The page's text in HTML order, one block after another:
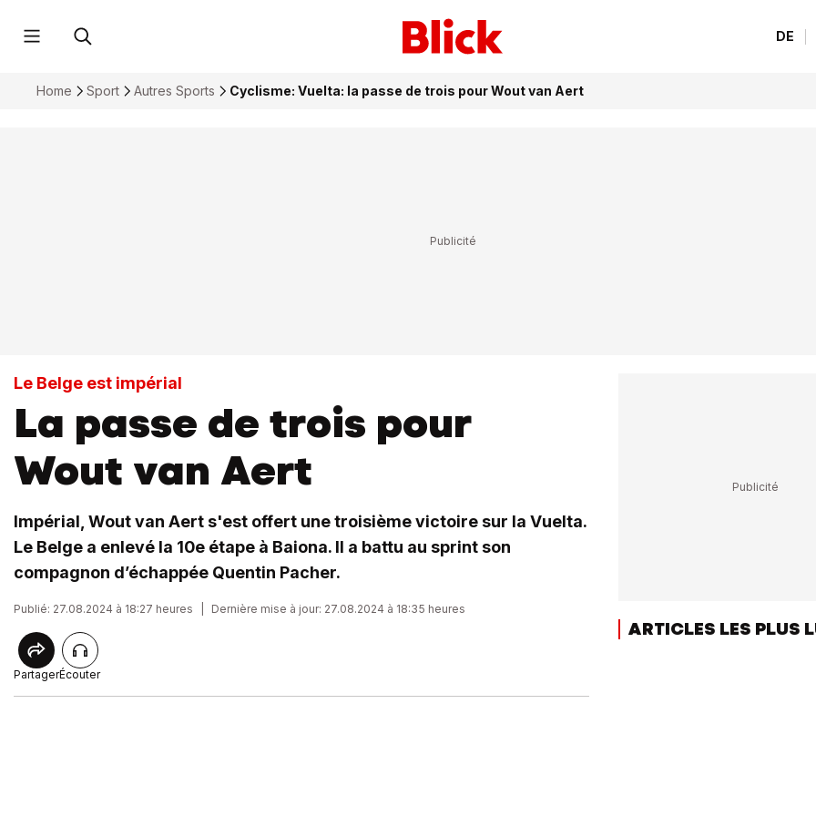
DE
Home Sport Autres Sports Cyclisme: Vuelta: la passe de trois pour Wout van Aert
Le Belge est impérial
La passe de trois pour
Wout van Aert
Impérial, Wout van Aert s'est offert une troisième victoire sur la Vuelta.
Le Belge a enlevé la 10e étape à Baiona. Il a battu au sprint son
compagnon d’échappée Quentin Pacher.
Publié: 27.08.2024 à 18:27 heures Dernière mise à jour: 27.08.2024 à 18:35 heures
PartagerÉcouter
ARTICLES LES PLUS